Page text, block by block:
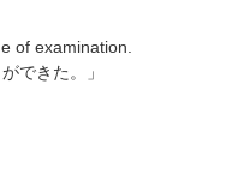
of examination.
できた。」